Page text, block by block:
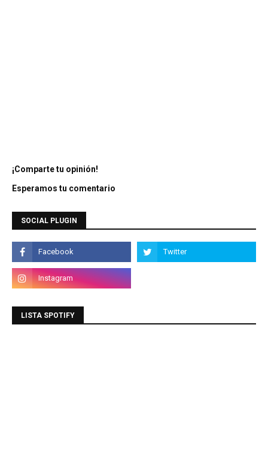
¡Comparte tu opinión!
Esperamos tu comentario
SOCIAL PLUGIN
LISTA SPOTIFY